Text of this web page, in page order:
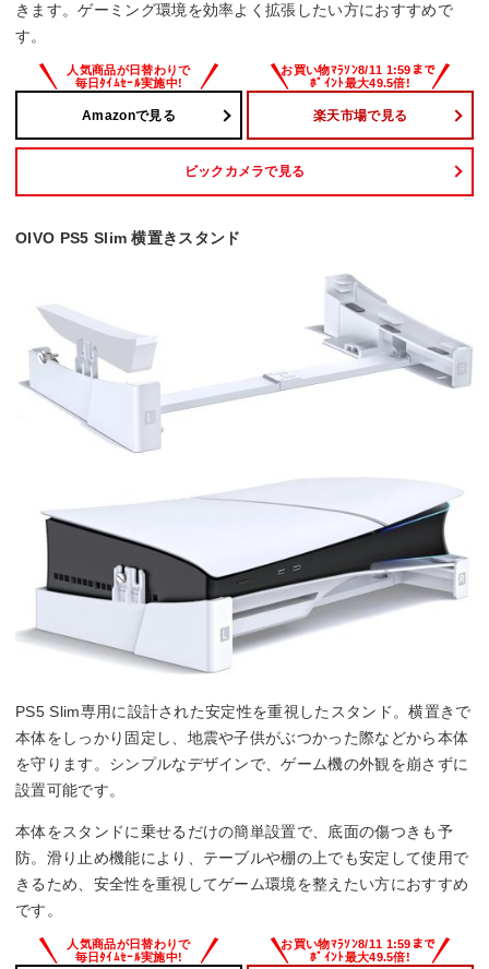
きます。ゲーミング環境を効率よく拡張したい方におすすめで
す。
Amazonで見る 楽天市場で見る
ビックカメラで見る
OIVO PS5 Slim 横置きスタンド
PS5 Slim専用に設計された安定性を重視したスタンド。横置きで
本体をしっかり固定し、地震や子供がぶつかった際などから本体
を守ります。シンプルなデザインで、ゲーム機の外観を崩さずに
設置可能です。
本体をスタンドに乗せるだけの簡単設置で、底面の傷つきも予
防。滑り止め機能により、テーブルや棚の上でも安定して使用で
きるため、安全性を重視してゲーム環境を整えたい方におすすめ
です。